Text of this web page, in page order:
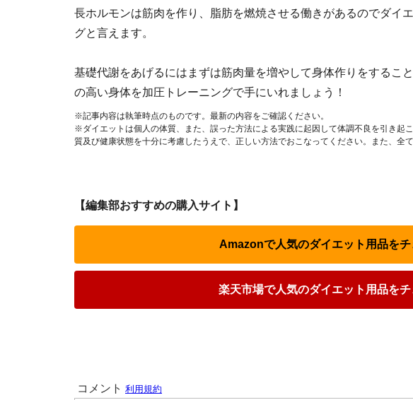
長ホルモンは筋肉を作り、脂肪を燃焼させる働きがあるのでダイ
グと言えます。
基礎代謝をあげるにはまずは筋肉量を増やして身体作りをするこ
の高い身体を加圧トレーニングで手にいれましょう！
※記事内容は執筆時点のものです。最新の内容をご確認ください。
※ダイエットは個人の体質、また、誤った方法による実践に起因して体調不良を引き起
質及び健康状態を十分に考慮したうえで、正しい方法でおこなってください。また、全
【編集部おすすめの購入サイト】
Amazonで人気のダイエット用品をチ
楽天市場で人気のダイエット用品をチ